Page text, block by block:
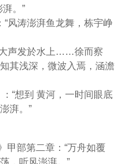
。”
“风涛澎湃鱼龙舞，栋宇峥
声发於水上……徐而察
其浅深，微波入焉，涵澹
“想到 黄河，一时间眼底
湃。”
甲部第二章：“万舟如覆
，听风澎湃。”